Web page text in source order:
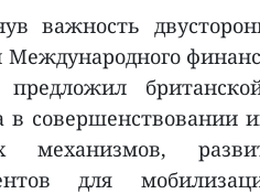
важность
Международного
в совершенствовании
механизмов,
для